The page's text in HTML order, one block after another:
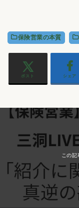
保険営業の本質
ポスト シェア